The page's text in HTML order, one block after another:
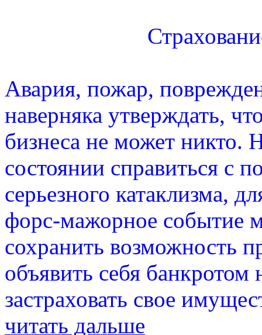
Авария, пожар,
наверняка утверждать,
бизнеса не может никто.
состоянии справиться с
серьезного катаклизма,
форс-мажорное событие
сохранить возможность
объявить себя
застраховать свое
читать дальше